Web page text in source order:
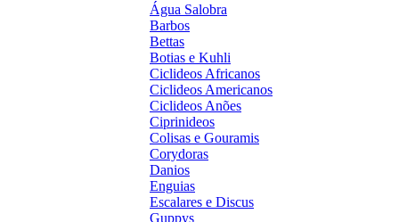
Água Salobra
Barbos
Bettas
Botias e Kuhli
Ciclideos Africanos
Ciclideos Americanos
Ciclideos Anões
Ciprinideos
Colisas e Gouramis
Corydoras
Danios
Enguias
Escalares e Discus
Guppys